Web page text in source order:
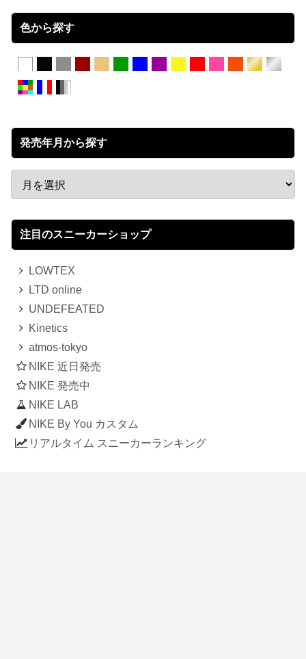
色から探す
発売年月から探す
注目のスニーカーショップ
LOWTEX
LTD online
UNDEFEATED
Kinetics
atmos-tokyo
NIKE 近日発売
NIKE 発売中
NIKE LAB
NIKE By You カスタム
リアルタイム スニーカーランキング